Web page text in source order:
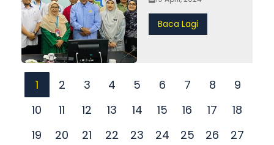
Baca Lagi
1 2 3 4 5 6 7 8
9
10
11 12 13 14 15 16 17
18
19
20 21 22 23 24 25 26
27